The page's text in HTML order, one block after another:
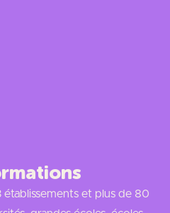
établissements et plus de 80